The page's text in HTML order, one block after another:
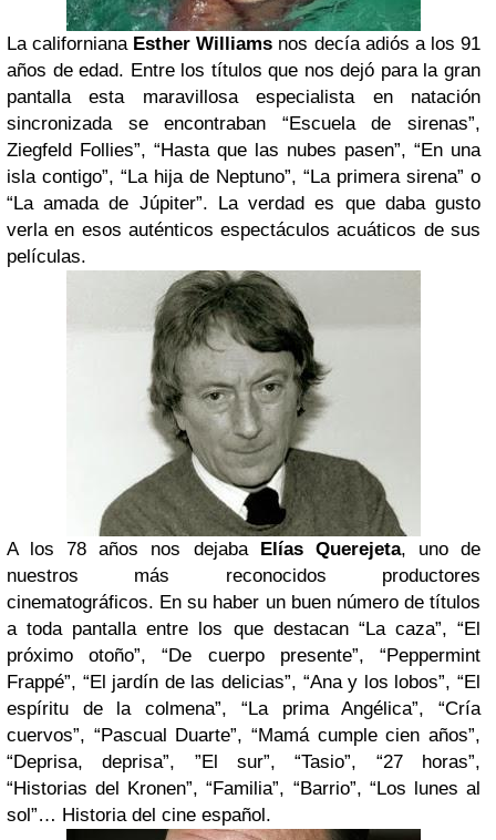
La californiana Esther Williams nos decía adiós a los 91
años de edad. Entre los títulos que nos dejó para la gran
pantalla esta maravillosa especialista en natación
sincronizada se encontraban “Escuela de sirenas”,
Ziegfeld Follies”, “Hasta que las nubes pasen”, “En una
isla contigo”, “La hija de Neptuno”, “La primera sirena” o
“La amada de Júpiter”. La verdad es que daba gusto
verla en esos auténticos espectáculos acuáticos de sus
películas.
A los 78 años nos dejaba Elías Querejeta, uno de
nuestros más reconocidos productores
cinematográficos. En su haber un buen número de títulos
a toda pantalla entre los que destacan “La caza”, “El
próximo otoño”, “De cuerpo presente”, “Peppermint
Frappé”, “El jardín de las delicias”, “Ana y los lobos”, “El
espíritu de la colmena”, “La prima Angélica”, “Cría
cuervos”, “Pascual Duarte”, “Mamá cumple cien años”,
“Deprisa, deprisa”, ”El sur”, “Tasio”, “27 horas”,
“Historias del Kronen”, “Familia”, “Barrio”, “Los lunes al
sol”… Historia del cine español.